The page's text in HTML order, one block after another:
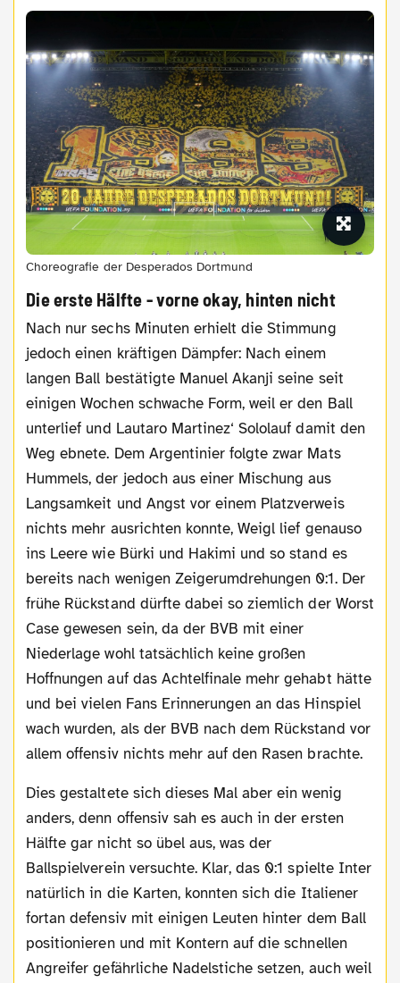
Choreografie der Desperados Dortmund
Die erste Hälfte - vorne okay, hinten nicht
Nach nur sechs Minuten erhielt die Stimmung
jedoch einen kräftigen Dämpfer: Nach einem
langen Ball bestätigte Manuel Akanji seine seit
einigen Wochen schwache Form, weil er den Ball
unterlief und Lautaro Martinez‘ Sololauf damit den
Weg ebnete. Dem Argentinier folgte zwar Mats
Hummels, der jedoch aus einer Mischung aus
Langsamkeit und Angst vor einem Platzverweis
nichts mehr ausrichten konnte, Weigl lief genauso
ins Leere wie Bürki und Hakimi und so stand es
bereits nach wenigen Zeigerumdrehungen 0:1. Der
frühe Rückstand dürfte dabei so ziemlich der Worst
Case gewesen sein, da der BVB mit einer
Niederlage wohl tatsächlich keine großen
Hoffnungen auf das Achtelfinale mehr gehabt hätte
und bei vielen Fans Erinnerungen an das Hinspiel
wach wurden, als der BVB nach dem Rückstand vor
allem offensiv nichts mehr auf den Rasen brachte.
Dies gestaltete sich dieses Mal aber ein wenig
anders, denn offensiv sah es auch in der ersten
Hälfte gar nicht so übel aus, was der
Ballspielverein versuchte. Klar, das 0:1 spielte Inter
natürlich in die Karten, konnten sich die Italiener
fortan defensiv mit einigen Leuten hinter dem Ball
positionieren und mit Kontern auf die schnellen
Angreifer gefährliche Nadelstiche setzen, auch weil